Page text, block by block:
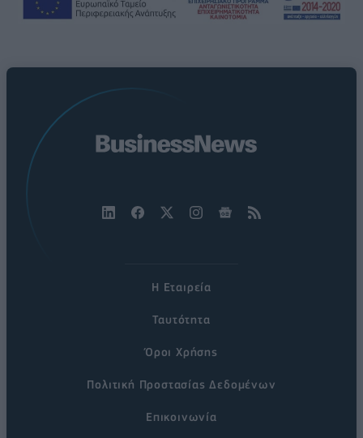
Η Εταιρεία
Ταυτότητα
Όροι Χρήσης
Πολιτική Προστασίας Δεδομένων
Επικοινωνία